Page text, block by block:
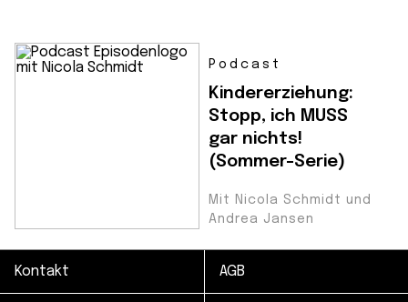
Podcast
Kindererziehung:
Stopp, ich MUSS
gar nichts!
(Sommer-Serie)
Mit Nicola Schmidt und
Andrea Jansen
Kontakt AGB